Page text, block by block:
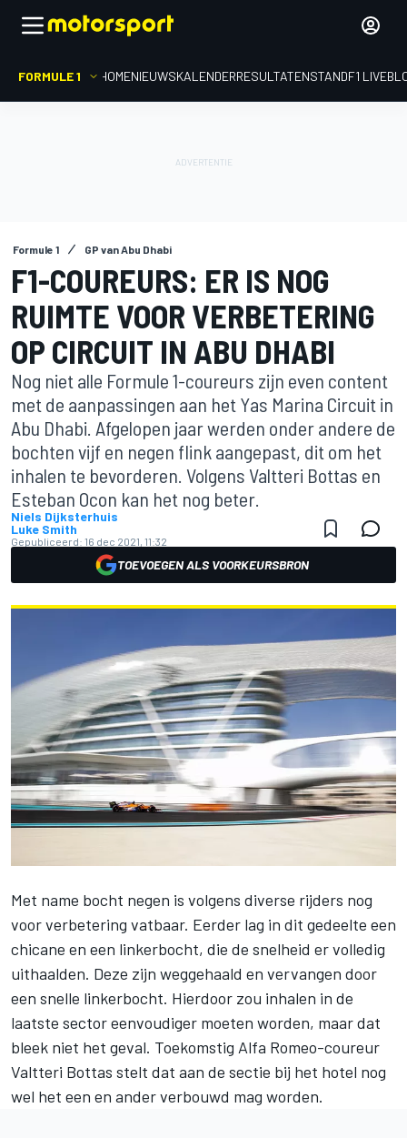
FORMULE 1 HOMENIEUWSKALENDERRESULTATENSTANDF1
Formule 1 GP van Abu Dhabi
F1-COUREURS: ER IS NOG
RUIMTE VOOR VERBETERING
OP CIRCUIT IN ABU DHABI
Nog niet alle Formule 1-coureurs zijn even content
met de aanpassingen aan het Yas Marina Circuit in
Abu Dhabi. Afgelopen jaar werden onder andere de
bochten vijf en negen flink aangepast, dit om het
inhalen te bevorderen. Volgens Valtteri Bottas en
Esteban Ocon kan het nog beter.
Niels Dijksterhuis
Luke Smith
Gepubliceerd: 16 dec 2021, 11:32
TOEVOEGEN ALS VOORKEURSBRON
Met name bocht negen is volgens diverse rijders nog
voor verbetering vatbaar. Eerder lag in dit gedeelte een
chicane en een linkerbocht, die de snelheid er volledig
uithaalden. Deze zijn weggehaald en vervangen door
een snelle linkerbocht. Hierdoor zou inhalen in de
laatste sector eenvoudiger moeten worden, maar dat
bleek niet het geval. Toekomstig Alfa Romeo-coureur
Valtteri Bottas stelt dat aan de sectie bij het hotel nog
wel het een en ander verbouwd mag worden.